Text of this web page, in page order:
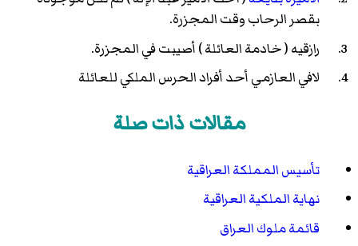
بقصر الرحاب وقت المجزرة.
رازقيه ( خادمة العائلة ) أصيبت في المجزرة.
لافي العازمي أحد أفراد الحرس الملكي للعائلة
مقالات ذات صلة
تأسيس المملكة العراقية
نهاية الملكية العراقية
قائمة ملوك العراق